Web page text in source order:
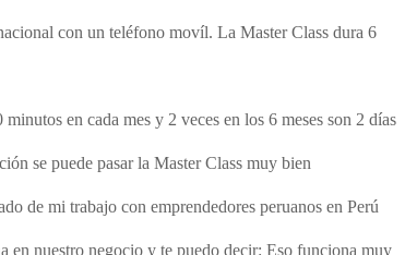
con un teléfono movíl. La Master Class dura 6
en cada mes y 2 veces en los 6 meses son 2 días
se puede pasar la Master Class muy bien
de mi trabajo con emprendedores peruanos en Perú
en nuestro negocio y te puedo decir: Eso funciona muy